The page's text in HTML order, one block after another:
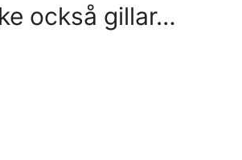
också gillar…